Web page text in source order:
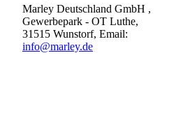
Marley Deutschland GmbH ,
Gewerbepark - OT Luthe,
31515 Wunstorf, Email:
info@marley.de